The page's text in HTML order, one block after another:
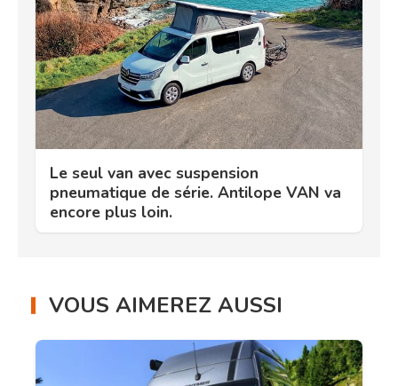
Le seul van avec suspension
pneumatique de série. Antilope VAN va
encore plus loin.
VOUS AIMEREZ AUSSI